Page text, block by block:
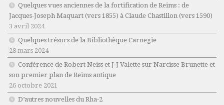
Quelques vues anciennes de la fortification de Reims : de
Jacques-Joseph Maquart (vers 1855) à Claude Chastillon (vers 1590)
3 avril 2024
Quelques trésors de la Bibliothèque Carnegie
28 mars 2024
Conférence de Robert Neiss et J-J Valette sur Narcisse Brunette et
son premier plan de Reims antique
26 octobre 2021
D’autres nouvelles du Rha-2